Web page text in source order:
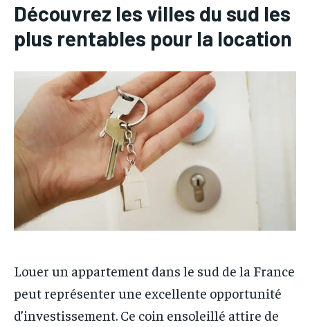
Découvrez les villes du sud les
plus rentables pour la location
Louer un appartement dans le sud de la France
peut représenter une excellente opportunité
d’investissement. Ce coin ensoleillé attire de